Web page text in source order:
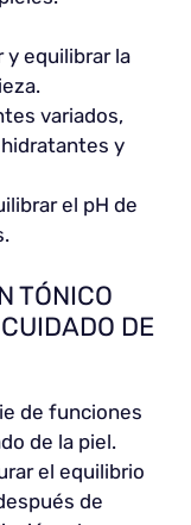
y equilibrar la
variados,
y
el pH de
TÓNICO
DE
de funciones
de la piel.
el equilibrio
de